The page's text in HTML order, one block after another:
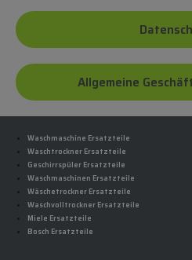
Allgemeine
Waschmaschine Ersatzteile
Waschtrockner Ersatzteile
Geschirrspüler Ersatzteile
Waschmaschinen Ersatzteile
Wäschetrockner Ersatzteile
Waschvolltrockner Ersatzteile
Miele Ersatzteile
Bosch Ersatzteile